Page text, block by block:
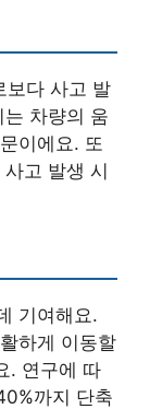
보다 사고 발
차량의 움
이에요. 또
고 발생 시
기여해요.
하게 이동할
. 연구에 따
까지 단축